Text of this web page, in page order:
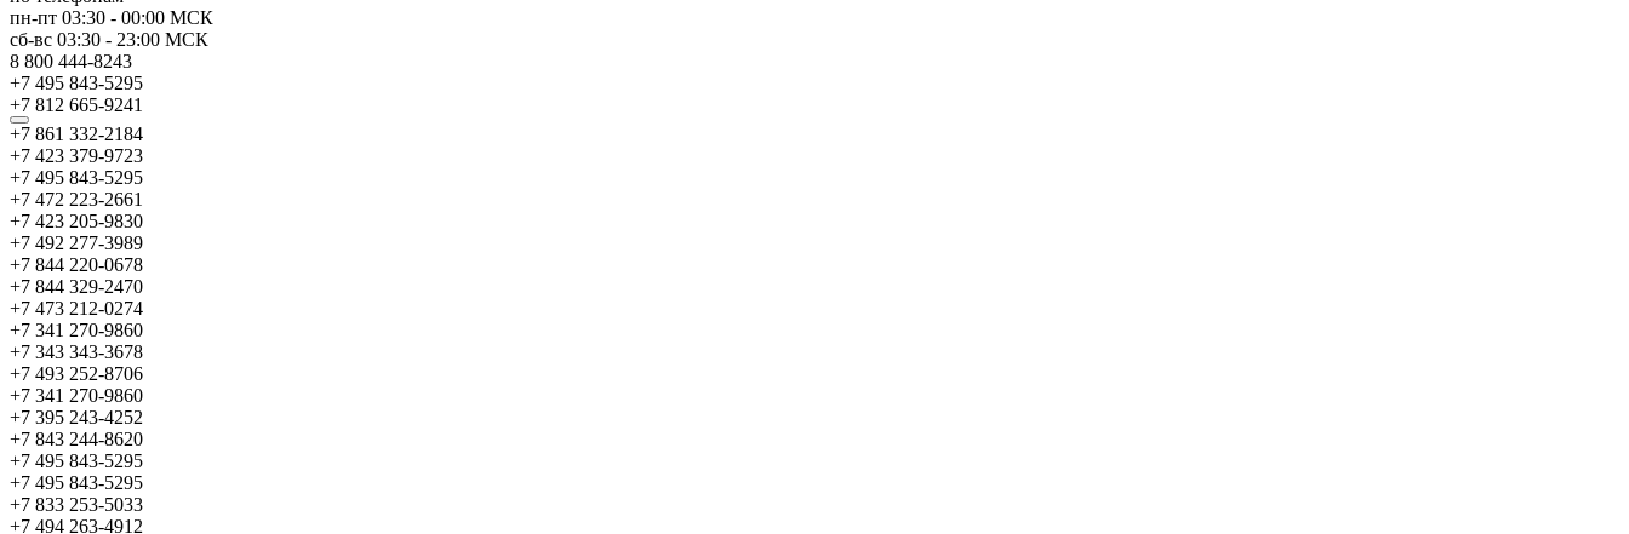
пн-пт 03:30 - 00:00 МСК
сб-вс 03:30 - 23:00 МСК
8 800 444-8243
+7 495 843-5295
+7 812 665-9241
+7 861 332-2184
+7 423 379-9723
+7 495 843-5295
+7 472 223-2661
+7 423 205-9830
+7 492 277-3989
+7 844 220-0678
+7 844 329-2470
+7 473 212-0274
+7 341 270-9860
+7 343 343-3678
+7 493 252-8706
+7 341 270-9860
+7 395 243-4252
+7 843 244-8620
+7 495 843-5295
+7 495 843-5295
+7 833 253-5033
+7 494 263-4912